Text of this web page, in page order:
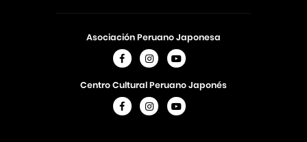
Asociación Peruano Japonesa
Centro Cultural Peruano Japonés